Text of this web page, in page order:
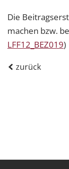
Die
machen bzw.
LFF12_BEZ019)
zurück